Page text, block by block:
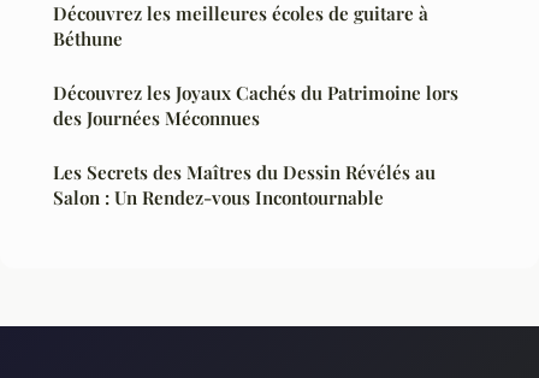
Découvrez les meilleures écoles de guitare à
Béthune
Découvrez les Joyaux Cachés du Patrimoine lors
des Journées Méconnues
Les Secrets des Maîtres du Dessin Révélés au
Salon : Un Rendez-vous Incontournable